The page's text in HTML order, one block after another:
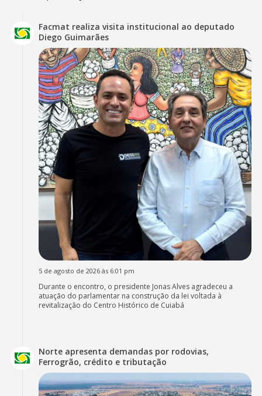
Facmat realiza visita institucional ao deputado
Diego Guimarães
5 de agosto de 2026 às 6:01 pm
Durante o encontro, o presidente Jonas Alves agradeceu a
atuação do parlamentar na construção da lei voltada à
revitalização do Centro Histórico de Cuiabá
Norte apresenta demandas por rodovias,
Ferrogrão, crédito e tributação